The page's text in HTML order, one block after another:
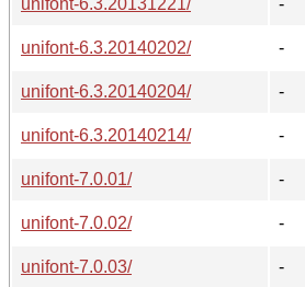
unifont-6.3.20140202/
-
unifont-6.3.20140204/
-
unifont-6.3.20140214/
-
unifont-7.0.01/
-
unifont-7.0.02/
-
unifont-7.0.03/
-